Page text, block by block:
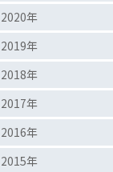
2020年
2019年
2018年
2017年
2016年
2015年